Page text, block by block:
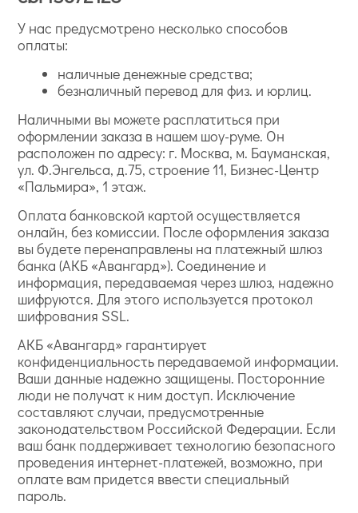
У нас предусмотрено несколько способов
оплаты:
наличные денежные средства;
безналичный перевод для физ. и юрлиц.
Наличными вы можете расплатиться при
оформлении заказа в нашем шоу-руме. Он
расположен по адресу: г. Москва, м. Бауманская,
ул. Ф.Энгельса, д.75, строение 11, Бизнес-Центр
«Пальмира», 1 этаж.
Оплата банковской картой осуществляется
онлайн, без комиссии. После оформления заказа
вы будете перенаправлены на платежный шлюз
банка (АКБ «Авангард»). Соединение и
информация, передаваемая через шлюз, надежно
шифруются. Для этого используется протокол
шифрования SSL.
АКБ «Авангард» гарантирует
конфиденциальность передаваемой информации.
Ваши данные надежно защищены. Посторонние
люди не получат к ним доступ. Исключение
составляют случаи, предусмотренные
законодательством Российской Федерации. Если
ваш банк поддерживает технологию безопасного
проведения интернет-платежей, возможно, при
оплате вам придется ввести специальный
пароль.